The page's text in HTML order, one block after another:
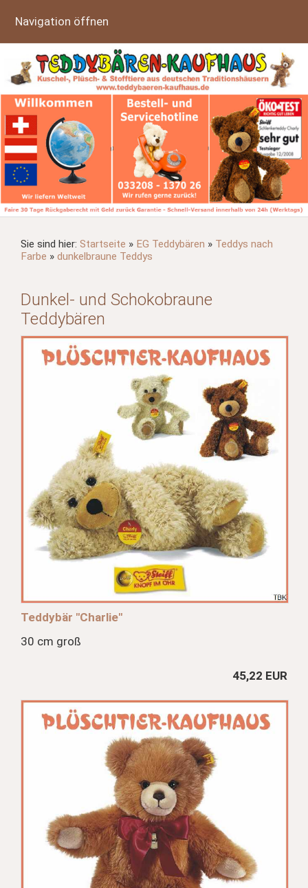
Navigation öffnen
Sie sind hier: Startseite » EG Teddybären » Teddys nach
Farbe » dunkelbraune Teddys
Dunkel- und Schokobraune
Teddybären
Teddybär "Charlie"
30 cm groß
45,22 EUR